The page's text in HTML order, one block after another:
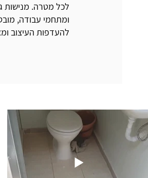
לכל מטרה. מנישות
ומתחמי עבודה,
להעדפות העיצוב